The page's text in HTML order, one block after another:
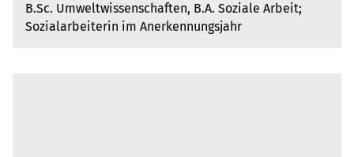
B.​Sc. Umwelt­wis­sen­schaf­ten, B.A. Soziale Arbeit;
Sozi­al­ar­bei­te­rin im Aner­ken­nungs­jahr